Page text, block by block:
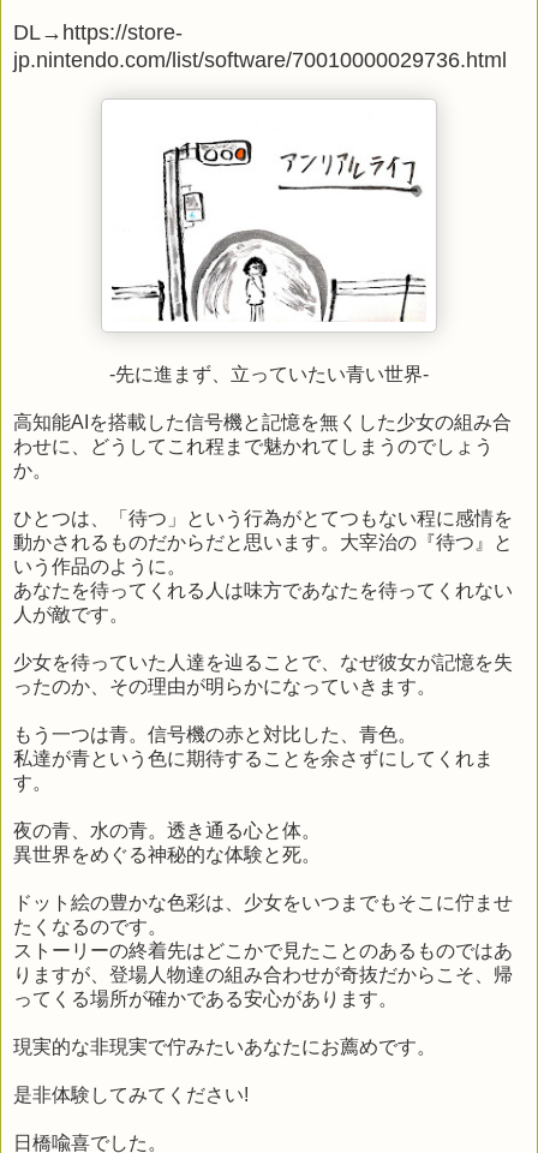
DL→ https://store-
jp.nintendo.com/list/software/70010000029736.html
-先に進まず、立っていたい青い世界‐
高知能AIを搭載した信号機と記憶を無くした少女の組み合
わせに、どうしてこれ程まで魅かれてしまうのでしょう
か。
ひとつは、「待つ」という行為がとてつもない程に感情を
動かされるものだからだと思います。大宰治の『待つ』と
いう作品のように。
あなたを待ってくれる人は味方であなたを待ってくれない
人が敵です。
少女を待っていた人達を辿ることで、なぜ彼女が記憶を失
ったのか、その理由が明らかになっていきます。
もう一つは青。信号機の赤と対比した、青色。
私達が青という色に期待することを余さずにしてくれま
す。
夜の青、水の青。透き通る心と体。
異世界をめぐる神秘的な体験と死。
ドット絵の豊かな色彩は、少女をいつまでもそこに佇ませ
たくなるのです。
ストーリーの終着先はどこかで見たことのあるものではあ
りますが、登場人物達の組み合わせが奇抜だからこそ、帰
ってくる場所が確かである安心があります。
現実的な非現実で佇みたいあなたにお薦めです。
是非体験してみてください!
日橋喩喜でした。